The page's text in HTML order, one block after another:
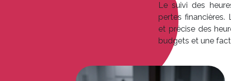
Le suivi des
pertes
et précise des
budgets et une